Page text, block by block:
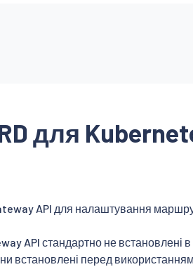
для
API для налаштування
API стандартно не встановлені в
встановлені перед